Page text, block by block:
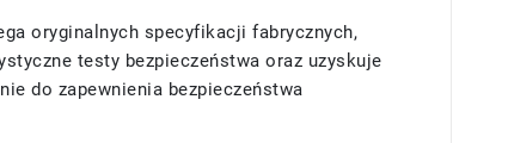
oryginalnych specyfikacji fabrycznych,
testy bezpieczeństwa oraz uzyskuje
do zapewnienia bezpieczeństwa